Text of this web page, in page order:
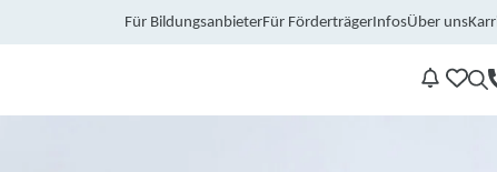
Für BildungsanbieterFür FörderträgerInfosÜber uns